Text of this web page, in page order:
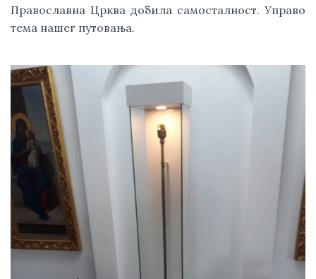
Православна Црква добила самосталност. Управо
тема нашег путовања.